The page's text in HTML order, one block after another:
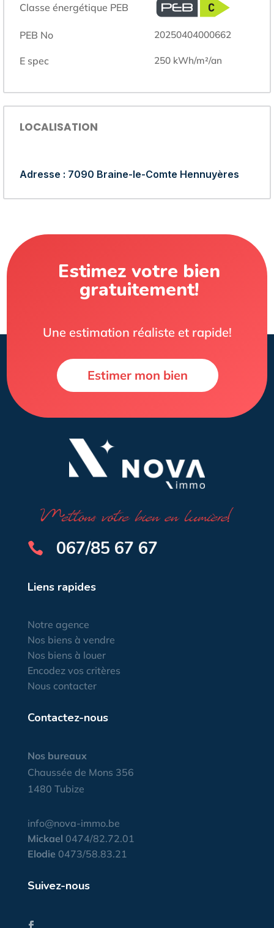
Classe énergétique PEB
PEB No 20250404000662
E spec 250 kWh/m²/an
LOCALISATION
Adresse : 7090 Braine-le-Comte Hennuyères
Estimez votre bien
gratuitement!
Une estimation réaliste et rapide!
Estimer mon bien
 067/85 67 67
Liens rapides
Notre agence
Nos biens à vendre
Nos biens à louer
Encodez vos critères
Nous contacter
Contactez-nous
Nos bureaux
Chaussée de Mons 356
1480 Tubize
info@nova-immo.be
Mickael 0474/82.72.01
Elodie 0473/58.83.21
Suivez-nous